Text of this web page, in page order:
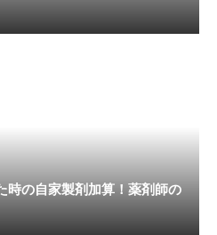
時の自家製剤加算！薬剤師の